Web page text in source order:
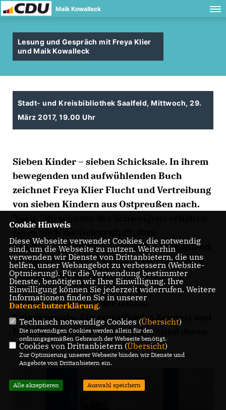
Maik Kowalleck
Lesung und Gespräch mit Freya Klier
und Maik Kowalleck
Stadt- und Kreisbibliothek Saalfeld, Mittwoch, 29.
März 2017, 19.00 Uhr
Sieben Kinder – sieben Schicksale. In ihrem
bewegenden und aufwühlenden Buch
zeichnet Freya Klier Flucht und Vertreibung
von sieben Kindern aus Ostpreußen nach.
Kindheitsgeschichte zu erzählen, beginnend
mit dem Sommer 1944 bis hinein in unsere
Gegenwart. Aus der Komposition der
Stimmen erwächst ein so noch nie zu
lesendes Panorama der letzten
Kriegsmonate. Ein ergreifendes Zeugnis und
Buch für eine ganze Generation - und deren
Nachkommen!
Cookie Hinweis
Diese Webseite verwendet Cookies, die notwendig
sind, um die Webseite zu nutzen. Weiterhin
verwenden wir Dienste von Drittanbietern, die uns
helfen, unser Webangebot zu verbessern (Website-
Optmierung). Für die Verwendung bestimmter
Dienste, benötigen wir Ihre Einwilligung. Ihre
Einwilligung können Sie jederzeit widerrufen. Weitere
Informationen finden Sie in unserer
Datenschutzerklärung.
Technisch notwendige Cookies (Übersicht)
Die notwendigen Cookies werden allein für den
ordnungsgemäßen Gebrauch der Webseite benötigt.
Cookies von Drittanbietern (Übersicht)
Zur Optimierung unserer Webseite binden wir Dienste und
Angebote von Drittanbietern ein.
Alle akzeptieren Auswahl speichern